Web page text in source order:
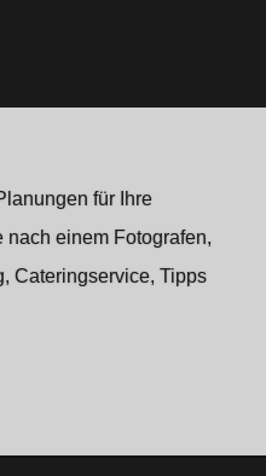
für Ihre
nach einem Fotografen,
Cateringservice, Tipps